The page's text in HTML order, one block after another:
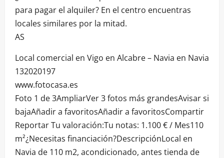
para pagar el alquiler? En el centro encuentras
locales similares por la mitad.
AS
Local comercial en Vigo en Alcabre – Navia en Navia
132020197
www.fotocasa.es
Foto 1 de 3AmpliarVer 3 fotos más grandesAvisar si
bajaAñadir a favoritosAñadir a favoritosCompartir
Reportar Tu valoración:Tu notas: 1.100 € / Mes110
m²¿Necesitas financiación?DescripciónLocal en
Navia de 110 m2, acondicionado, antes tienda de